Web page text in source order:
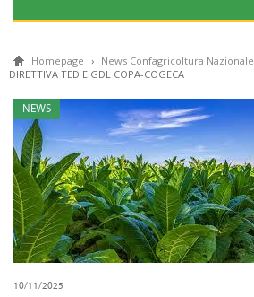
NOTIZIE
CONVENZIONI
PROGETTI E BANDI
SERVIZI
GALLERY
CONVENZIONI
Homepage › News Confagricoltura Nazionale
DIRETTIVA TED E GDL COPA-COGECA
NEWS
10/11/2025